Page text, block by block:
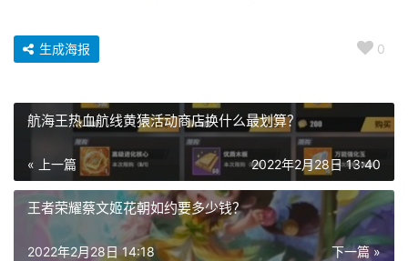
0
生成海报
航海王热血航线黄猿活动商店换什么最划算？
« 上一篇 2022年2月28日 13:40
王者荣耀蔡文姬花朝如约要多少钱？
下一篇 »
2022年2月28日 14:18